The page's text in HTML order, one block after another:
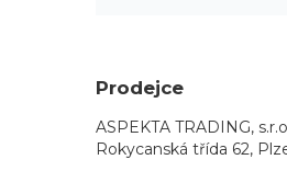
Prodejce
ASPEKTA TRADING,
Rokycanská třída 62,